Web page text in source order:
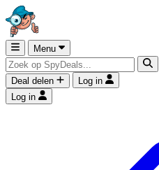
Menu
Deal delen
Log in
Log in